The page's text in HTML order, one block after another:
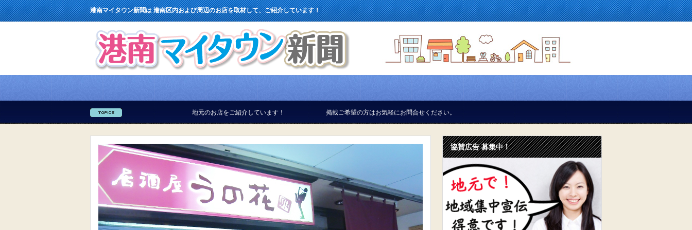
港南マイタウン新聞は 港南区内および周辺のお店を取材して、ご紹介しています！
地元のお店をご紹介しています！ 掲載ご希望の方はお気軽にお問合せください。
協賛広告 募集中！